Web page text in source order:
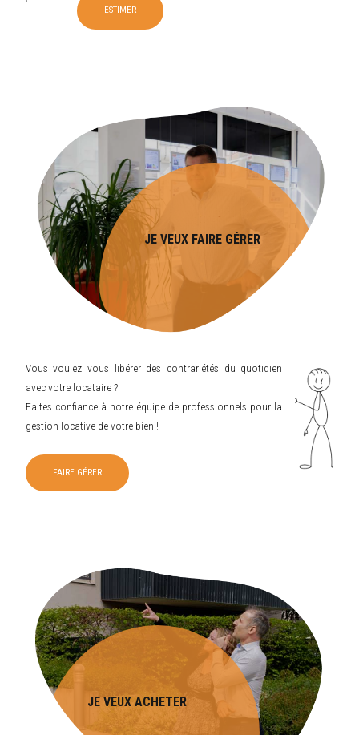
ESTIMER
JE VEUX FAIRE GÉRER
Vous voulez vous libérer des contrariétés du quotidien
avec votre locataire ?
Faites confiance à notre équipe de professionnels pour la
gestion locative de votre bien !
FAIRE GÉRER
JE VEUX ACHETER